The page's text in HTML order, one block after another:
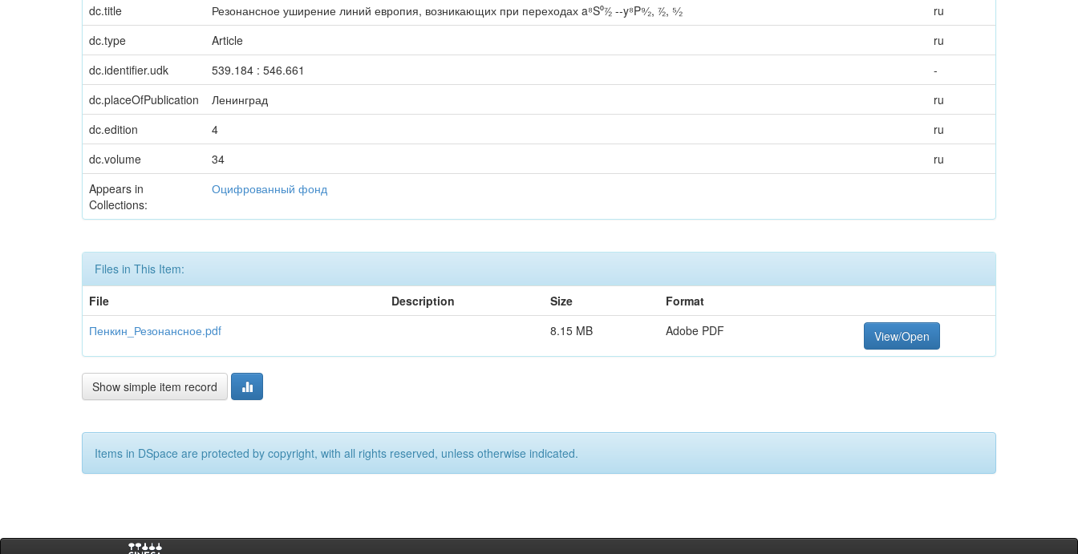
dc.title
Резонансное уширение линий европия, возникающих при переходах a⁸S⁰⁷∕₂ --y⁸P⁹⁄₂, ⁷∕₂, ⁵⁄₂
ru
dc.type
Article
ru
dc.identifier.udk
539.184 : 546.661
-
dc.placeOfPublication
Ленинград
ru
dc.edition
4
ru
dc.volume
34
ru
Appears in
Collections:
Оцифрованный фонд
Files in This Item:
File
Description Size
Format
Пенкин_Резонансное.pdf
8.15 MB Adobe PDF View/Open
Show simple item record
Items in DSpace are protected by copyright, with all rights reserved, unless otherwise indicated.